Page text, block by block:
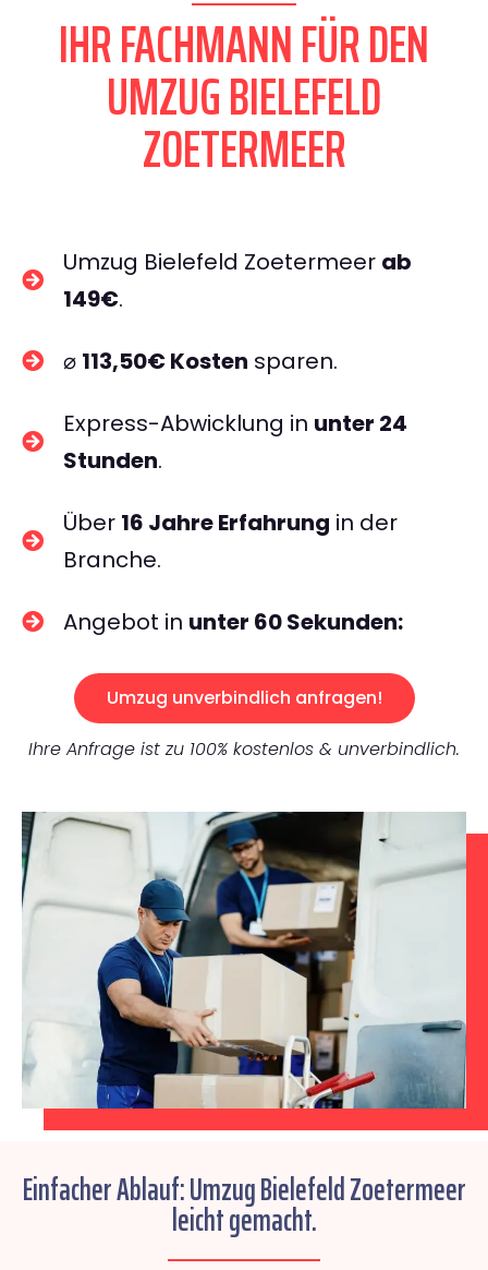
IHR FACHMANN FÜR DEN
UMZUG BIELEFELD
ZOETERMEER
Umzug Bielefeld Zoetermeer ab
149€.
⌀ 113,50€ Kosten sparen.
Express-Abwicklung in unter 24
Stunden.
Über 16 Jahre Erfahrung in der
Branche.
Angebot in unter 60 Sekunden:
Umzug unverbindlich anfragen!
Ihre Anfrage ist zu 100% kostenlos & unverbindlich.
Einfacher Ablauf: Umzug Bielefeld Zoetermeer
leicht gemacht.